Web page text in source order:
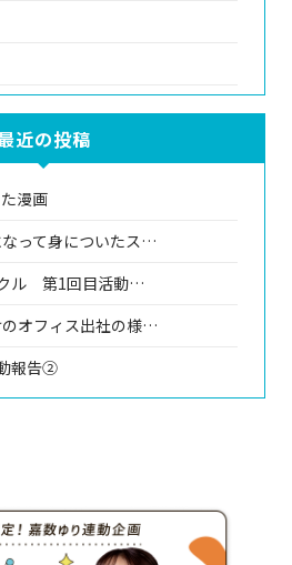
近の投稿
漫画
って身についたス…
クル 第1回目活動…
オフィス出社の様…
報告②